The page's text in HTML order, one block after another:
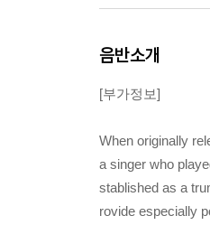
음반소개
[부가정보]
When originally
a singer who
stablished as a
rovide especially